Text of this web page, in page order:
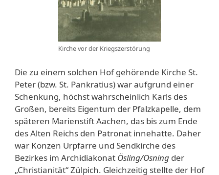
Kirche vor der Kriegszerstörung
Die zu einem solchen Hof gehörende Kirche St.
Peter (bzw. St. Pankratius) war aufgrund einer
Schenkung, höchst wahrscheinlich Karls des
Großen, bereits Eigentum der Pfalzkapelle, dem
späteren Marienstift Aachen, das bis zum Ende
des Alten Reichs den Patronat innehatte. Daher
war Konzen Urpfarre und Sendkirche des
Bezirkes im Archidiakonat Ösling/Osning der
„Christianität“ Zülpich. Gleichzeitig stellte der Hof